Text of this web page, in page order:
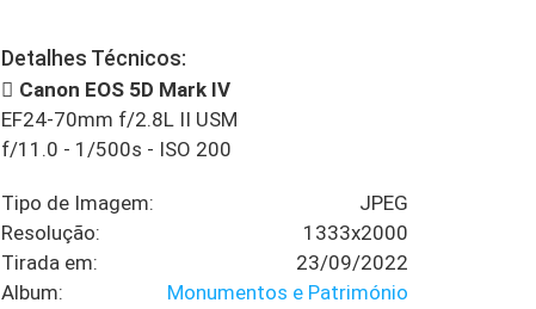
Detalhes Técnicos:
Canon EOS 5D Mark IV
EF24-70mm f/2.8L II USM
f/11.0 - 1/500s - ISO 200
Tipo de Imagem:
JPEG
Resolução:
1333x2000
Tirada em:
23/09/2022
Album:
Monumentos e Património